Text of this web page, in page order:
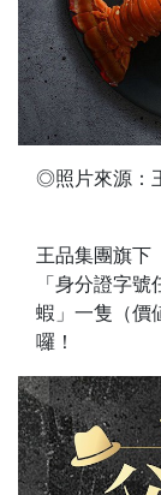
◎照片來源：
王品集團旗下
「身分證字
蝦」一隻（價
囉！